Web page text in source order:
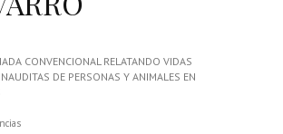
CONVENCIONAL RELATANDO VIDAS
DE PERSONAS Y ANIMALES EN